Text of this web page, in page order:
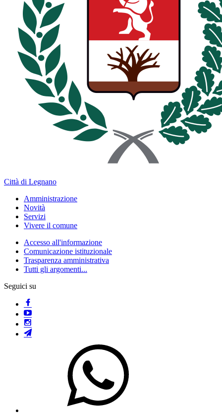
Città di Legnano
Amministrazione
Novità
Servizi
Vivere il comune
Accesso all'informazione
Comunicazione istituzionale
Trasparenza amministrativa
Tutti gli argomenti...
Seguici su